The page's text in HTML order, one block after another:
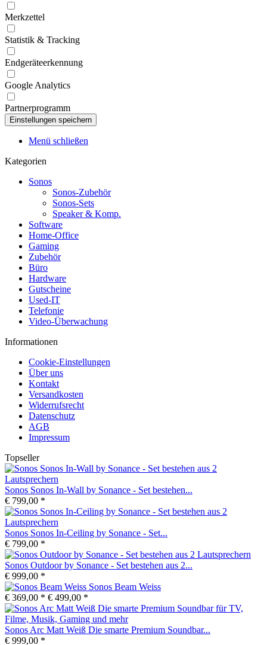
Merkzettel
Statistik & Tracking
Endgeräteerkennung
Google Analytics
Partnerprogramm
Menü schließen
Kategorien
Sonos
Sonos-Zubehör
Sonos-Sets
Speaker & Komp.
Software
Home-Office
Gaming
Zubehör
Büro
Hardware
Gutscheine
Used-IT
Telefonie
Video-Überwachung
Informationen
Cookie-Einstellungen
Über uns
Kontakt
Versandkosten
Widerrufsrecht
Datenschutz
AGB
Impressum
Topseller
Sonos Sonos In-Wall by Sonance - Set bestehen...
€ 799,00 *
Sonos Sonos In-Ceiling by Sonance - Set...
€ 799,00 *
Sonos Outdoor by Sonance - Set bestehen aus 2...
€ 999,00 *
Sonos Beam Weiss
€ 369,00 * € 499,00 *
Sonos Arc Matt Weiß Die smarte Premium Soundbar...
€ 999,00 *